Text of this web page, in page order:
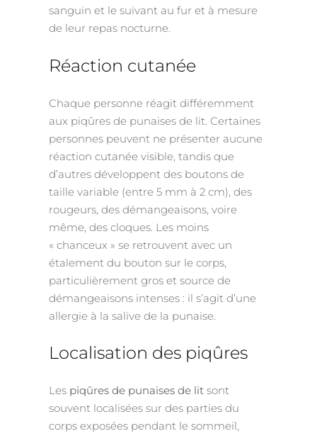
sanguin et le suivant au fur et à mesure
de leur repas nocturne.
Réaction cutanée
Chaque personne réagit différemment
aux piqûres de punaises de lit. Certaines
personnes peuvent ne présenter aucune
réaction cutanée visible, tandis que
d’autres développent des boutons de
taille variable (entre 5 mm à 2 cm), des
rougeurs, des démangeaisons, voire
même, des cloques. Les moins
« chanceux » se retrouvent avec un
étalement du bouton sur le corps,
particulièrement gros et source de
démangeaisons intenses : il s’agit d’une
allergie à la salive de la punaise.
Localisation des piqûres
Les piqûres de punaises de litsont
souvent localisées sur des parties du
corps exposées pendant le sommeil,